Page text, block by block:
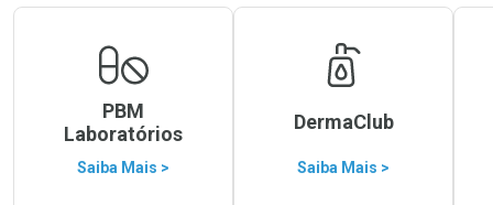
PBM
Laboratórios
Saiba Mais >
DermaClub
Saiba Mais >